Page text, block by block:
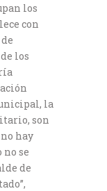
los
con
los
la
son
hay
se
de